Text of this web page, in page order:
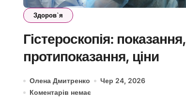
Здоров`я
Гістероскопія: показання,
протипоказання, ціни
Олена Дмитренко
Чер 24, 2026
Коментарів немає